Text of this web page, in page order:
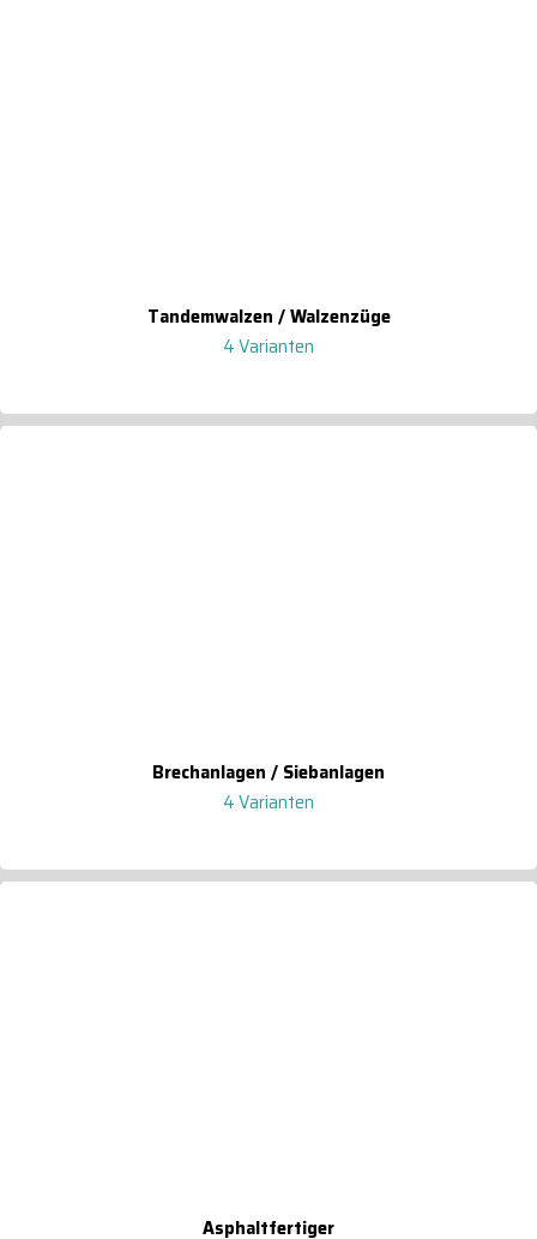
Tandemwalzen / Walzenzüge
4 Varianten
Brechanlagen / Siebanlagen
4 Varianten
Asphaltfertiger